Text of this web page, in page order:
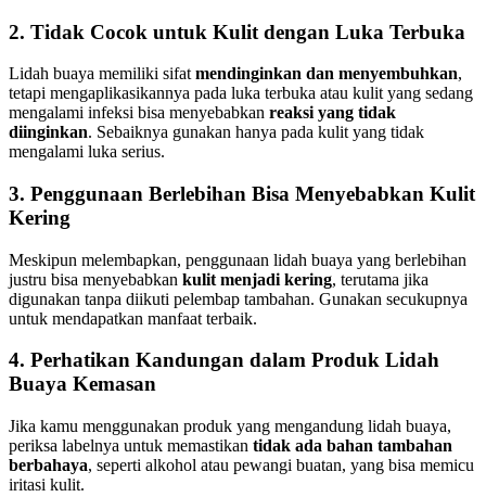
2. Tidak Cocok untuk Kulit dengan Luka Terbuka
Lidah buaya memiliki sifat mendinginkan dan menyembuhkan,
tetapi mengaplikasikannya pada luka terbuka atau kulit yang sedang
mengalami infeksi bisa menyebabkan reaksi yang tidak
diinginkan. Sebaiknya gunakan hanya pada kulit yang tidak
mengalami luka serius.
3. Penggunaan Berlebihan Bisa Menyebabkan Kulit
Kering
Meskipun melembapkan, penggunaan lidah buaya yang berlebihan
justru bisa menyebabkan kulit menjadi kering, terutama jika
digunakan tanpa diikuti pelembap tambahan. Gunakan secukupnya
untuk mendapatkan manfaat terbaik.
4. Perhatikan Kandungan dalam Produk Lidah
Buaya Kemasan
Jika kamu menggunakan produk yang mengandung lidah buaya,
periksa labelnya untuk memastikan tidak ada bahan tambahan
berbahaya, seperti alkohol atau pewangi buatan, yang bisa memicu
iritasi kulit.